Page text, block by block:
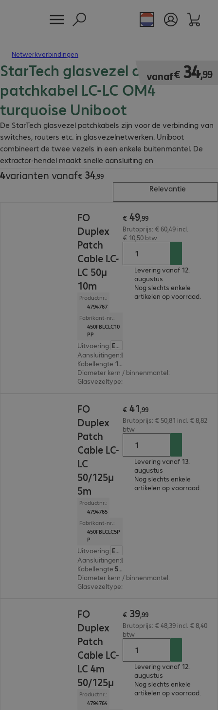
Netwerkverbindingen
StarTech glasvezel duplex
patchkabel LC-LC OM4
turquoise Uniboot
De StarTech glasvezel patchkabels zijn voor de verbinding van
switches, routers etc. in glasvezelnetwerken. Uniboot
combineert de twee vezels in een enkele buitenmantel. De
extractor-hendel maakt snelle aansluiting en
polariteitswisselingen mogelijk.
vanaf€ 34,99
€ 34,99
4varianten vanaf€ 34,99
€ 34,99
Relevantie
FO
Duplex
Patch
Cable LC-
LC 50µ
10m
Productnr.:
4794767
Fabrikant-nr.:
450FBLCLC10
PP
Uitvoering: Europa
Aansluitingen:
Kabellengte: 10 m
Diameter kern / binnenmantel:
Glasvezeltype:
€ 49,99
Brutoprijs: € 60,49 incl.
€ 10,50 btw
Levering vanaf 12.
augustus
Nog slechts enkele
artikelen op voorraad.
FO
Duplex
Patch
Cable LC-
LC
50/125µ
5m
Productnr.:
4794765
Fabrikant-nr.:
450FBLCLC5P
P
Uitvoering: Europa
Aansluitingen:
Kabellengte: 5 m
Diameter kern / binnenmantel:
Glasvezeltype:
€ 41,99
Brutoprijs: € 50,81 incl. € 8,82
btw
Levering vanaf 13.
augustus
Nog slechts enkele
artikelen op voorraad.
FO
Duplex
Patch
Cable LC-
LC 4m
50/125µ
Productnr.:
4794764
€ 39,99
Brutoprijs: € 48,39 incl. € 8,40
btw
Levering vanaf 12.
augustus
Nog slechts enkele
artikelen op voorraad.